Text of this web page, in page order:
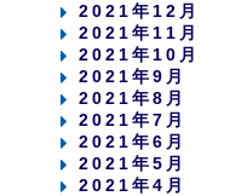
2021年12月
2021年11月
2021年10月
2021年9月
2021年8月
2021年7月
2021年6月
2021年5月
2021年4月